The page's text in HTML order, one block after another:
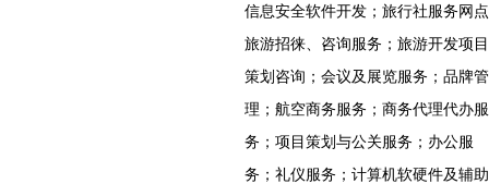
信息安全软件开发；旅行社服务网点
旅游招徕、咨询服务；旅游开发项目
策划咨询；会议及展览服务；品牌管
理；航空商务服务；商务代理代办服
务；项目策划与公关服务；办公服
务；礼仪服务；计算机软硬件及辅助